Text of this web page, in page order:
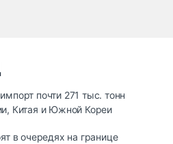
почти 271 тыс. тонн
Китая и Южной Кореи
в очередях на границе